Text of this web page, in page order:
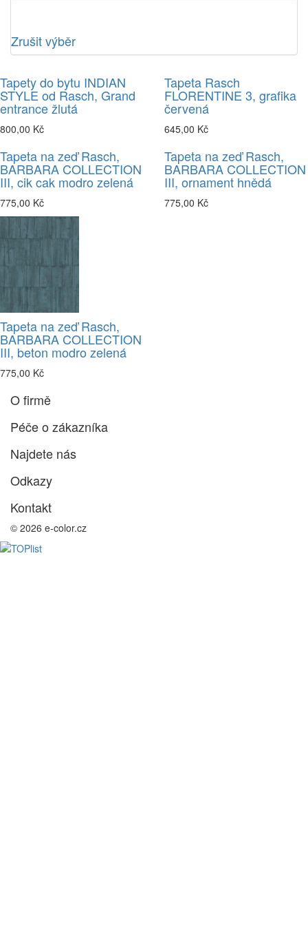
Zrušit výběr
Tapety do bytu INDIAN
STYLE od Rasch, Grand
entrance žlutá
800,00 Kč
Tapeta Rasch
FLORENTINE 3, grafika
červená
645,00 Kč
Tapeta na zeď Rasch,
BARBARA COLLECTION
III, cik cak modro zelená
775,00 Kč
Tapeta na zeď Rasch,
BARBARA COLLECTION
III, ornament hnědá
775,00 Kč
Tapeta na zeď Rasch,
BARBARA COLLECTION
III, beton modro zelená
775,00 Kč
O firmě
Péče o zákazníka
Najdete nás
Odkazy
Kontakt
© 2026 e-color.cz